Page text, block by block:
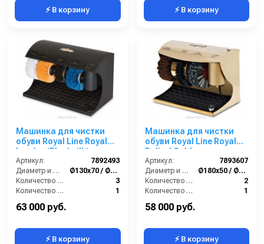
⚡ В корзину ⚡ В корзину
Машинка для чистки
обуви Royal Line Royal
Leader (Blacksilk)
Артикул:
7892493
Диаметр и ширина щёток (мм):
Ø130х70 / Ø170х70
Количество щёток полировки (шт):
3
Количество щёток предварительной очистки (шт):
1
Мощность (Вт):
63 000 руб.
⚡ В корзину
Машинка для чистки
обуви Royal Line Royal
Polirol Gold
Артикул:
7893607
Диаметр и ширина щёток (мм):
Ø180х50 / Ø170х70
Количество щёток полировки (шт):
2
Количество щёток предварительной очистки (шт):
1
Мощность (Вт):
58 000 руб.
⚡ В корзину